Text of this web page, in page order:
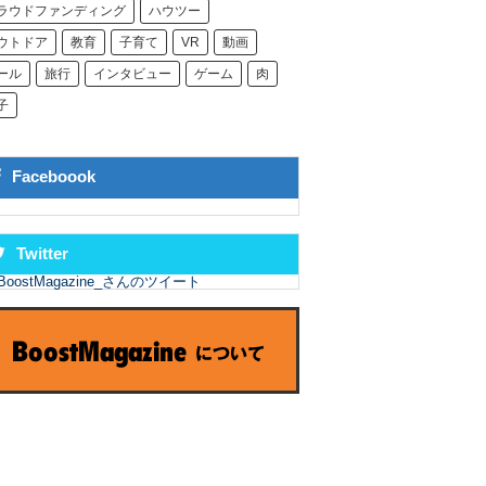
ウドファンディング ハウツー
トドア 教育 子育て VR 動画
ル 旅行 インタビュー ゲーム 肉
Faceboook
Twitter
さんのツイート